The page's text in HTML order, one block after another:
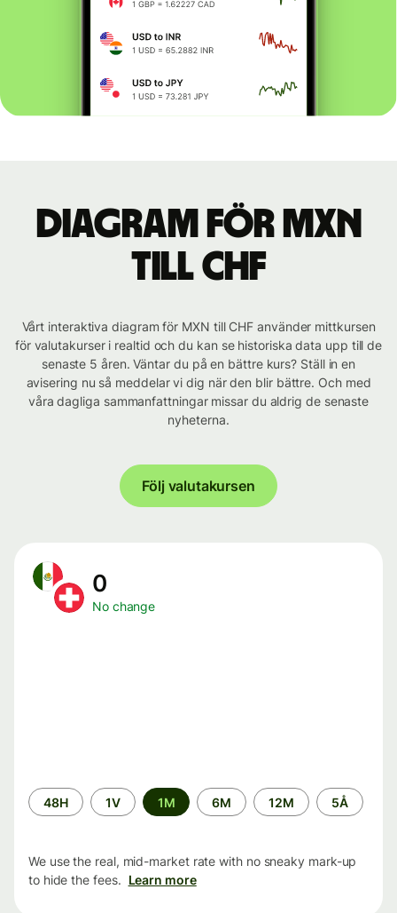
Diagram för MXN
till CHF
Vårt interaktiva diagram för MXN till CHF använder mittkursen
för valutakurser i realtid och du kan se historiska data upp till de
senaste 5 åren. Väntar du på en bättre kurs? Ställ in en
avisering nu så meddelar vi dig när den blir bättre. Och med
våra dagliga sammanfattningar missar du aldrig de senaste
nyheterna.
Följ valutakursen
0
No change
Time
period
48H 1V 1M 6M 12M 5Å
We use the real, mid-market rate with no sneaky mark-up
to hide the fees. Learn more